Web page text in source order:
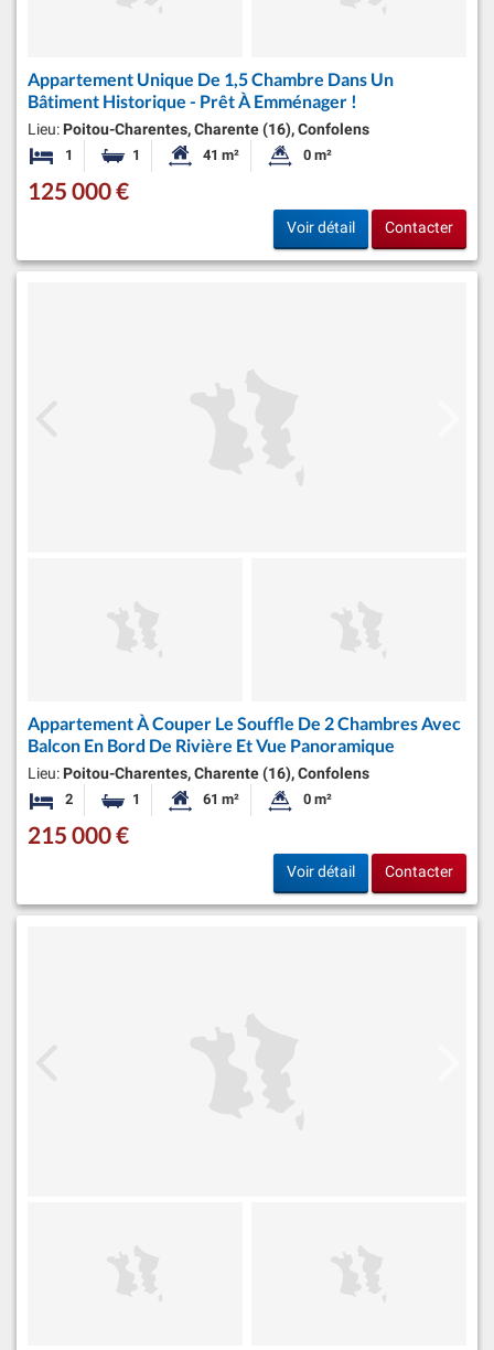
Appartement Unique De 1,5 Chambre Dans Un
Bâtiment Historique - Prêt À Emménager !
Lieu: Poitou-Charentes, Charente (16), Confolens
1 Chambre 1 Salle de bainSurface habitable:
41 m² Superficie du terrain:
0 m²
125 000 €
Voir détail Contacter
Appartement À Couper Le Souffle De 2 Chambres Avec
Balcon En Bord De Rivière Et Vue Panoramique
Lieu: Poitou-Charentes, Charente (16), Confolens
2 Chambres1 Salle de bainSurface habitable:
61 m² Superficie du terrain:
0 m²
215 000 €
Voir détail Contacter